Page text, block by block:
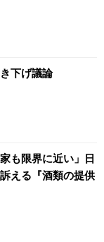
下げ議論
も限界に近い」日
える『酒類の提供